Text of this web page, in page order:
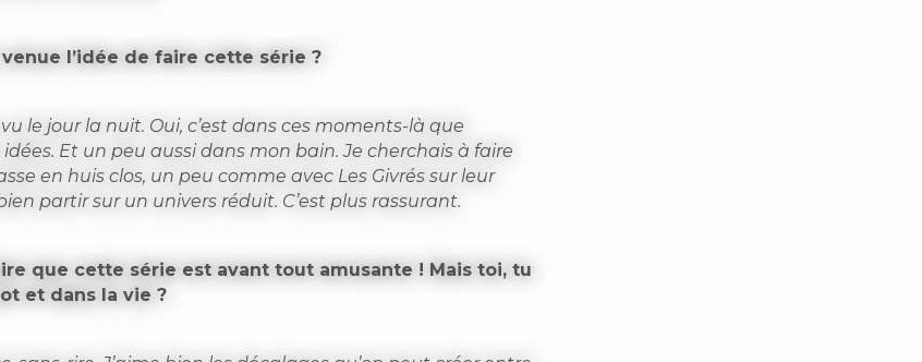
l’idée de faire cette série ?
le jour la nuit. Oui, c’est dans ces moments-là que
Et un peu aussi dans mon bain. Je cherchais à faire
en huis clos, un peu comme avec Les Givrés sur leur
partir sur un univers réduit. C’est plus rassurant.
que cette série est avant tout amusante ! Mais toi, tu
et dans la vie ?